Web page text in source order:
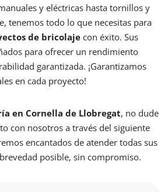
y eléctricas hasta tornillos y
tenemos todo lo que necesitas para
de bricolajecon éxito. Sus
para ofrecer un rendimiento
garantizada. ¡Garantizamos
en cada proyecto!
en Cornella de Llobregat, no dude
con nosotros a través del siguiente
encantados de atender todas sus
posible, sin compromiso.